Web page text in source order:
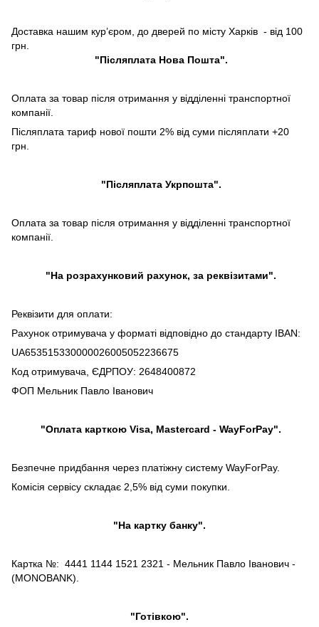
Доставка нашим кур’єром, до дверей по місту Харків - від 100
грн.
"Післяплата Нова Пошта".
Оплата за товар після отримання у відділенні транспортної
компанії.
Післяплата тариф нової пошти 2% від суми післяплати +20
грн.
"Післяплата Укрпошта".
Оплата за товар після отримання у відділенні транспортної
компанії.
"На розрахунковий рахунок, за реквізитами".
Реквізити для оплати:
Рахунок отримувача у форматі відповідно до стандарту IBAN:
UA653515330000026005052236675
Код отримувача, ЄДРПОУ: 2648400872
ФОП Мельник Павло Іванович
"Оплата карткою Visa, Mastercard - WayForPay".
Безпечне придбання через платіжну систему WayForPay.
Комісія сервісу складає 2,5% від суми покупки.
"На картку банку".
Картка №: 4441 1144 1521 2321 - Мельник Павло Іванович -
(MONOBANK).
"Готівкою".